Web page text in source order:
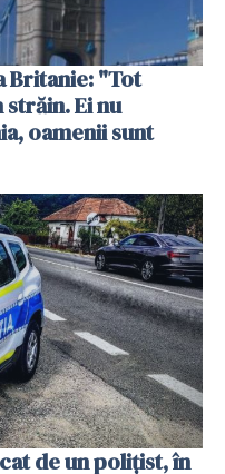
Britanie: "Tot
Ei nu
oamenii sunt
de un polițist, în